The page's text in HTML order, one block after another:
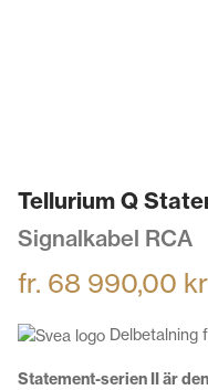
Tellurium Q
Signalkabel RCA
fr. 68 990,00 kr
Delbetalning
Statement-serien II är